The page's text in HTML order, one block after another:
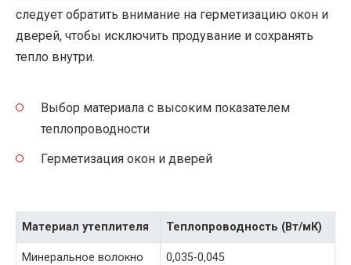
следует обратить внимание на герметизацию окон и
дверей, чтобы исключить продувание и сохранять
тепло внутри.
Выбор материала с высоким показателем
теплопроводности
Герметизация окон и дверей
Материал утеплителя Теплопроводность (Вт/мК)
Минеральное волокно 0,035-0,045